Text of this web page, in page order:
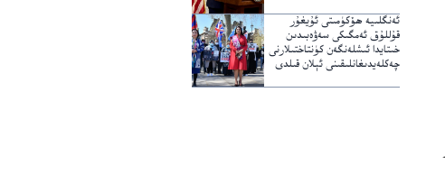
ئەنگلىيە ھۆكۈمىتى ئۇيغۇر
قۇللۇق ئەمگىكى سەۋەبىدىن
خىتايدا ئىشلەنگەن كۈنتاختىلارنى
چەكلەيدىغانلىقىنى ئېلان قىلدى